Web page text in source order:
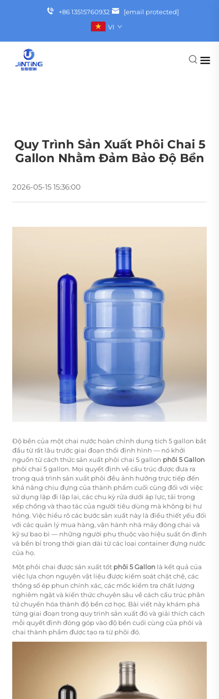
+86 13515760932
[email protected]
VI
Quy Trình Sản Xuất Phôi Chai 5
Gallon Nhằm Đảm Bảo Độ Bền
2026-05-15 15:36:00
Độ bền của một chai nước hoàn chỉnh dung tích 5 gallon bắt
đầu từ rất lâu trước giai đoạn thổi định hình — nó khởi
nguồn từ cách thức sản xuất phôi chai 5 gallon phôi 5 Gallon
phôi chai 5 gallon. Mọi quyết định về cấu trúc được đưa ra
trong quá trình sản xuất phôi đều ảnh hưởng trực tiếp đến
khả năng chịu đựng của thành phẩm cuối cùng đối với việc
sử dụng lặp đi lặp lại, các chu kỳ rửa dưới áp lực, tải trọng
xếp chồng và thao tác của người tiêu dùng mà không bị hư
hỏng. Việc hiểu rõ các bước sản xuất này là điều thiết yếu đối
với các quản lý mua hàng, vận hành nhà máy đóng chai và
kỹ sư bao bì — những người phụ thuộc vào hiệu suất ổn định
và bền bỉ trong thời gian dài từ các loại container đựng nước
của họ.
Một phôi chai được sản xuất tốt phôi 5 Gallon là kết quả của
việc lựa chọn nguyên vật liệu được kiểm soát chặt chẽ, các
thông số ép phun chính xác, các mốc kiểm tra chất lượng
nghiêm ngặt và kiến thức chuyên sâu về cách cấu trúc phân
tử chuyển hóa thành độ bền cơ học. Bài viết này khám phá
từng giai đoạn trong quy trình sản xuất đó và giải thích cách
mỗi quyết định đóng góp vào độ bền cuối cùng của phôi và
chai thành phẩm được tạo ra từ phôi đó.